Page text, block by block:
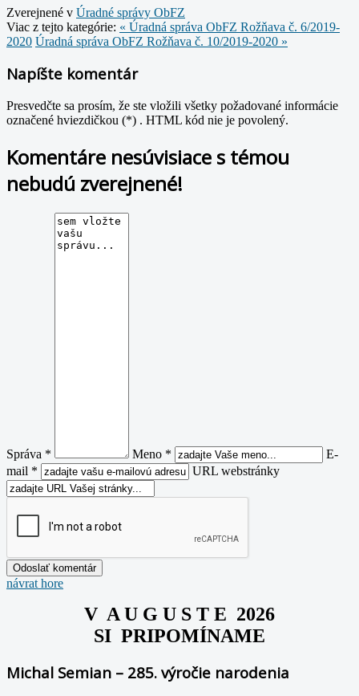
Zverejnené v Úradné správy ObFZ
Viac z tejto kategórie: « Úradná správa ObFZ Rožňava č. 6/2019-
2020 Úradná správa ObFZ Rožňava č. 10/2019-2020 »
Napíšte komentár
Presvedčte sa prosím, že ste vložili všetky požadované informácie
označené hviezdičkou (*) . HTML kód nie je povolený.
Komentáre nesúvisiace s témou
nebudú zverejnené!
Správa * Meno *
E-
mail *
URL webstránky
návrat hore
V A U G U S T E 2026
SI PRIPOMÍNAME
Michal Semian – 285. výročie narodenia